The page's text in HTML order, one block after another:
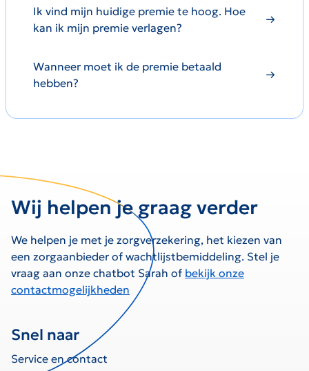
Ik vind mijn huidige premie te hoog. Hoe
kan ik mijn premie verlagen?
Wanneer moet ik de premie betaald
hebben?
Wij helpen je graag verder
We helpen je met je zorgverzekering, het kiezen van
een zorgaanbieder of wachtlijstbemiddeling. Stel je
vraag aan onze chatbot Sarah of bekijk onze
contactmogelijkheden
Snel naar
Service en contact